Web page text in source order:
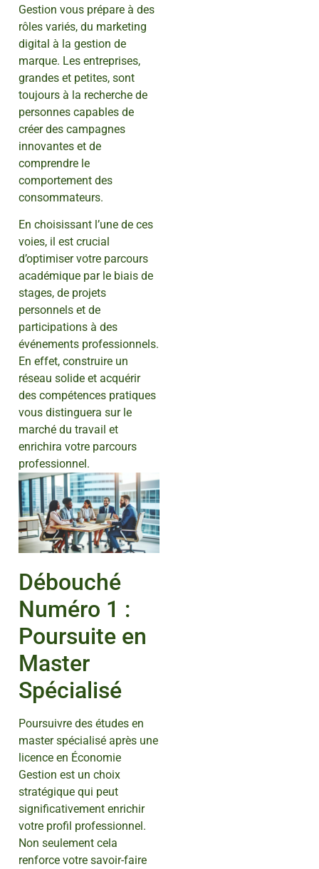
Gestion vous prépare à des
rôles variés, du marketing
digital à la gestion de
marque. Les entreprises,
grandes et petites, sont
toujours à la recherche de
personnes capables de
créer des campagnes
innovantes et de
comprendre le
comportement des
consommateurs.
En choisissant l’une de ces
voies, il est crucial
d’optimiser votre parcours
académique par le biais de
stages, de projets
personnels et de
participations à des
événements professionnels.
En effet, construire un
réseau solide et acquérir
des compétences pratiques
vous distinguera sur le
marché du travail et
enrichira votre parcours
professionnel.
Débouché
Numéro 1 :
Poursuite en
Master
Spécialisé
Poursuivre des études en
master spécialisé après une
licence en Économie
Gestion est un choix
stratégique qui peut
significativement enrichir
votre profil professionnel.
Non seulement cela
renforce votre savoir-faire